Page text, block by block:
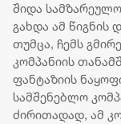
შიდა
გახდა ამ წიგნის
თუმცა, ჩემს
კომპანიის
ფანტაზიის
სამშენებლო
ძირითადად, ამ